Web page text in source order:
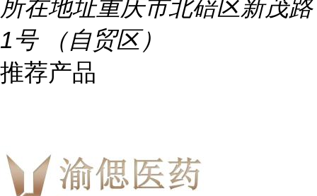
所在地址重庆市北碚区新茂路
1号 （自贸区）
推荐产品